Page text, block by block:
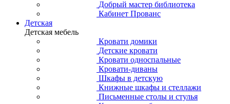
Добрый мастер библиотека
Кабинет Прованс
Детская
Детская мебель
Кровати домики
Детские кровати
Кровати односпальные
Кровати-диваны
Шкафы в детскую
Книжные шкафы и стеллажи
Письменные столы и стулья